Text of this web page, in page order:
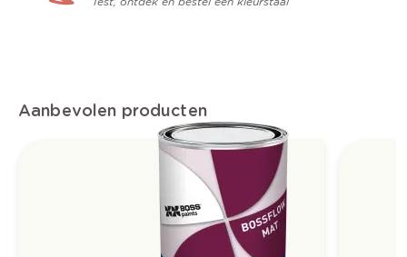
Aanbevolen producten